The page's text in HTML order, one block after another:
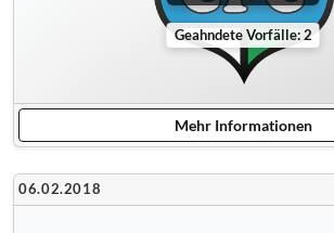
Geahndete Vorfälle: 2
Mehr Informationen
06.02.2018